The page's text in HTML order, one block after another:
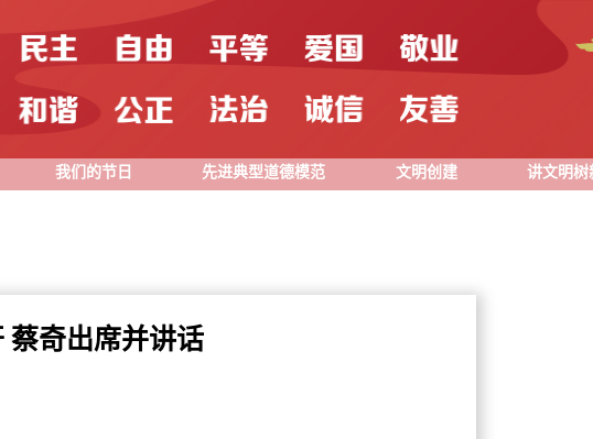
我们的节日 先进典型道德模范 文明创建 讲文明树
蔡奇出席并讲话